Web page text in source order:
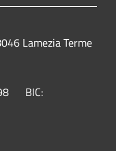
Lamezia Terme
BIC: